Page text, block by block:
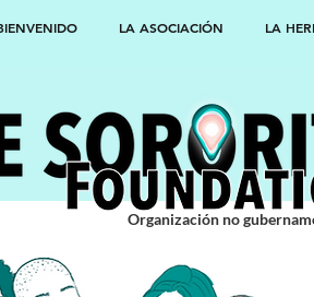
LA ASOCIACIÓN LA
Organización no